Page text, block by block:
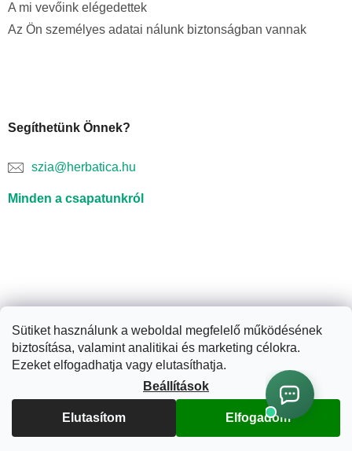
Sütiket használunk a weboldal megfelelő működésének
biztosítása, valamint analitikai és marketing célokra.
Ezeket elfogadhatja vagy elutasíthatja.
Beállítások
Elutasítom Elfogadom
A mi vevőink elégedettek
Az Ön személyes adatai nálunk biztonságban vannak
Segíthetünk Önnek?
szia@herbatica.hu
Minden a csapatunkról
Shoptet készítette
Copyright 2026Herbatica.hu. Minden jog fenntartva.Süti
beállítások szerkesztése